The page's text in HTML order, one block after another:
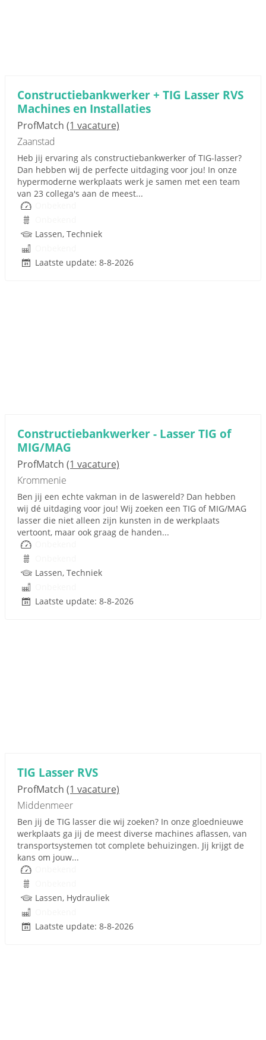
Constructiebankwerker + TIG Lasser RVS
Machines en Installaties
ProfMatch (1 vacature)
Zaanstad
Heb jij ervaring als constructiebankwerker of TIG-lasser?
Dan hebben wij de perfecte uitdaging voor jou! In onze
hypermoderne werkplaats werk je samen met een team
van 23 collega's aan de meest...
Lassen, Techniek
Laatste update: 8-8-2026
Constructiebankwerker - Lasser TIG of
MIG/MAG
ProfMatch (1 vacature)
Krommenie
Ben jij een echte vakman in de laswereld? Dan hebben
wij dé uitdaging voor jou! Wij zoeken een TIG of MIG/MAG
lasser die niet alleen zijn kunsten in de werkplaats
vertoont, maar ook graag de handen...
Lassen, Techniek
Laatste update: 8-8-2026
TIG Lasser RVS
ProfMatch (1 vacature)
Middenmeer
Ben jij de TIG lasser die wij zoeken? In onze gloednieuwe
werkplaats ga jij de meest diverse machines aflassen, van
transportsystemen tot complete behuizingen. Jij krijgt de
kans om jouw...
Lassen, Hydrauliek
Laatste update: 8-8-2026